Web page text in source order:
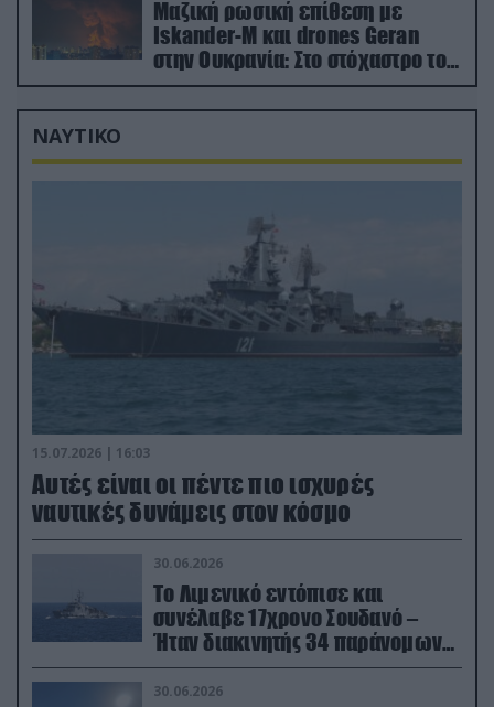
Μαζική ρωσική επίθεση με
Iskander-M και drones Geran
στην Ουκρανία: Στο στόχαστρο το
εργοστάσιο των Flamingo
ΝΑΥΤΙΚΟ
15.07.2026 | 16:03
Aυτές είναι οι πέντε πιο ισχυρές
ναυτικές δυνάμεις στον κόσμο
30.06.2026
Το Λιμενικό εντόπισε και
συνέλαβε 17χρονο Σουδανό –
Ήταν διακινητής 34 παράνομων
μεταναστών
30.06.2026